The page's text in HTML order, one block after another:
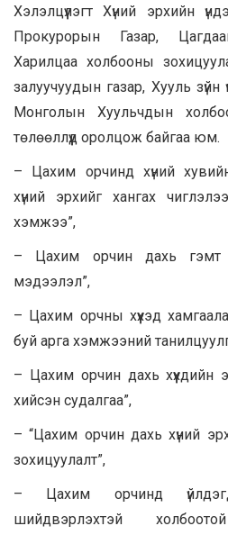
Хэлэлцүүлэгт Хүний эрхийн
Прокурорын Газар,
Харилцаа холбооны
залуучуудын газар, Хууль зүйн
Монголын Хуульчдын
төлөөллүүд оролцож байгаа юм.
– Цахим орчинд хүний
хүний эрхийг хангах
хэмжээ”,
– Цахим орчин дахь гэмт
мэдээлэл”,
– Цахим орчны хүүхэд
буй арга хэмжээний
– Цахим орчин дахь хүүхдийн
хийсэн судалгаа”,
– “Цахим орчин дахь хүний
зохицуулалт”,
– Цахим орчинд
шийдвэрлэхтэй